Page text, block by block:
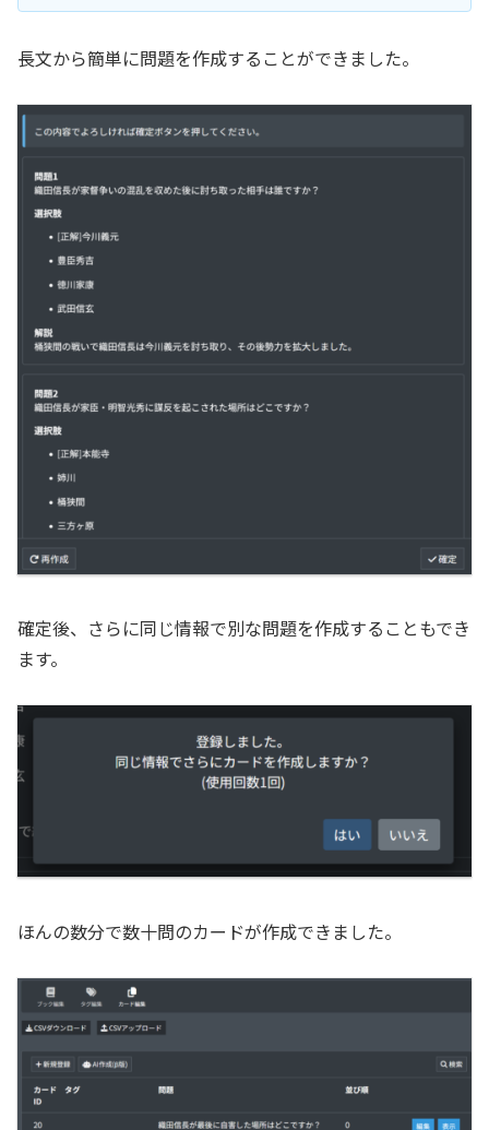
長文から簡単に問題を作成することができました。
確定後、さらに同じ情報で別な問題を作成することもでき
ます。
ほんの数分で数十問のカードが作成できました。